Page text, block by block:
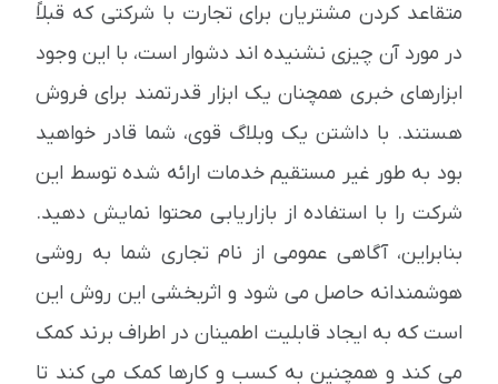
متقاعد کردن مشتریان برای تجارت با شرکتی که قبلاً
در مورد آن چیزی نشنیده اند دشوار است، با این وجود
ابزارهای خبری همچنان یک ابزار قدرتمند برای فروش
هستند. با داشتن یک وبلاگ قوی، شما قادر خواهید
بود به طور غیر مستقیم خدمات ارائه شده توسط این
شرکت را با استفاده از بازاریابی محتوا نمایش دهید.
بنابراین، آگاهی عمومی از نام تجاری شما به روشی
هوشمندانه حاصل می شود و اثربخشی این روش این
است که به ایجاد قابلیت اطمینان در اطراف برند کمک
می کند و همچنین به کسب و کارها کمک می کند تا